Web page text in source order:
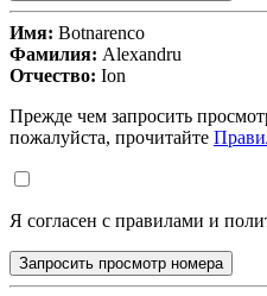
Имя: Botnarenco
Фамилия: Alexandru
Отчество: Ion
Прежде чем запросить
пожалуйста, прочитайте
Я согласен с правилами и
Запросить просмотр номера